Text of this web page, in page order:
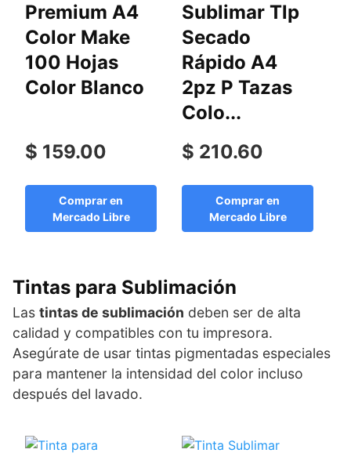
Premium A4
Color Make
100 Hojas
Color Blanco
$ 159.00
Comprar en
Mercado Libre
Sublimar Tlp
Secado
Rápido A4
2pz P Tazas
Colo...
$ 210.60
Comprar en
Mercado Libre
Tintas para Sublimación
Las tintas de sublimación deben ser de alta
calidad y compatibles con tu impresora.
Asegúrate de usar tintas pigmentadas especiales
para mantener la intensidad del color incluso
después del lavado.